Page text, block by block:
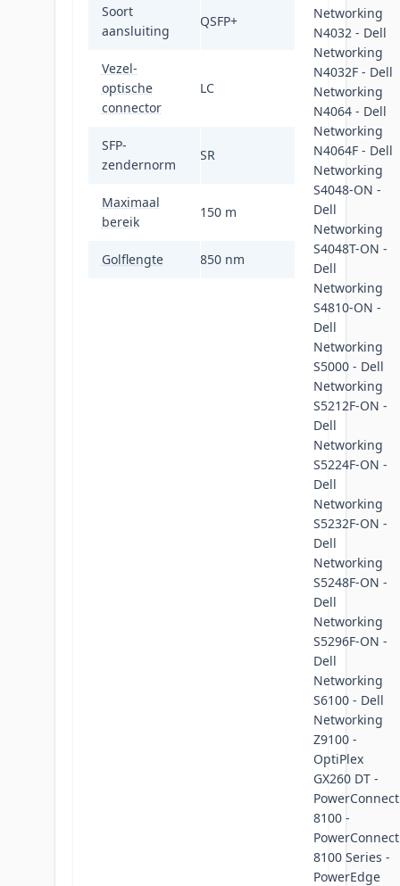
Soort
aansluiting
QSFP+
Vezel-
optische
connector
LC
SFP-
zendernorm
SR
Maximaal
bereik
150 m
Golflengte 850 nm
Networking
N4032 - Dell
Networking
N4032F - Dell
Networking
N4064 - Dell
Networking
N4064F - Dell
Networking
S4048-ON -
Dell
Networking
S4048T-ON -
Dell
Networking
S4810-ON -
Dell
Networking
S5000 - Dell
Networking
S5212F-ON -
Dell
Networking
S5224F-ON -
Dell
Networking
S5232F-ON -
Dell
Networking
S5248F-ON -
Dell
Networking
S5296F-ON -
Dell
Networking
S6100 - Dell
Networking
Z9100 -
OptiPlex
GX260 DT -
PowerConnect
8100 -
PowerConnect
8100 Series -
PowerEdge